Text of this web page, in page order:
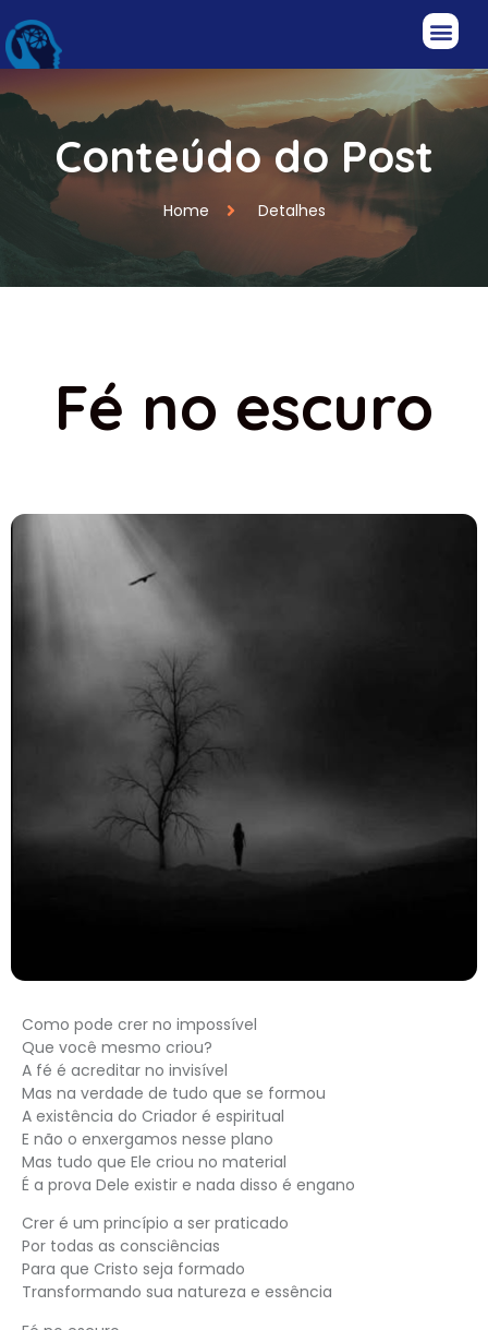
Conteúdo do Post
Home Detalhes
Fé no escuro
Como pode crer no impossível
Que você mesmo criou?
A fé é acreditar no invisível
Mas na verdade de tudo que se formou
A existência do Criador é espiritual
E não o enxergamos nesse plano
Mas tudo que Ele criou no material
É a prova Dele existir e nada disso é engano
Crer é um princípio a ser praticado
Por todas as consciências
Para que Cristo seja formado
Transformando sua natureza e essência